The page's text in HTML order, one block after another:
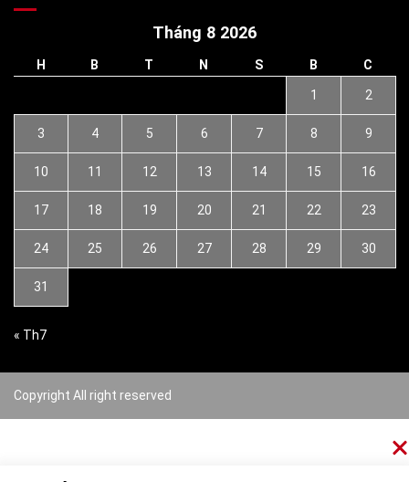
Tháng 8 2026
H B T N S B C
1 2
3 4 5 6 7 8 9
10 11 12 13 14 15 16
17 18 19 20 21 22 23
24 25 26 27 28 29 30
31
« Th7
Copyright All right reserved